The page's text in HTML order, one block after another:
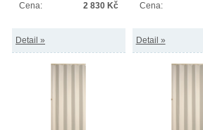
2 830 Kč
Cena:
Detail »
Cena:
Detail »